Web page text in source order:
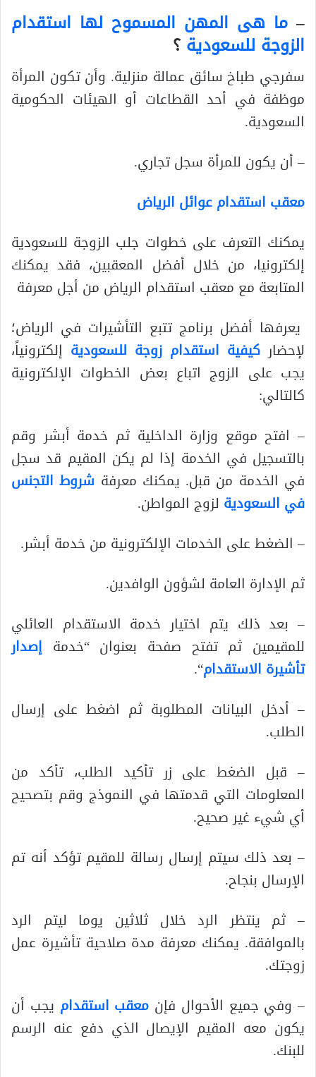
– ما هى المهن المسموح لها استقدام
الزوجة للسعودية ؟
سفرجي طباخ سائق عمالة منزلية. وأن تكون المرأة
موظفة في أحد القطاعات أو الهيئات الحكومية
السعودية.
– أن يكون للمرأة سجل تجاري.
معقب استقدام عوائل الرياض
يمكنك التعرف على خطوات جلب الزوجة للسعودية
إلكترونيا، من خلال أفضل المعقبين، فقد يمكنك
المتابعة مع معقب استقدام الرياض من أجل معرفة
يعرفها أفضل برنامج تتبع التأشيرات في الرياض؛
لإحضار كيفية استقدام زوجة للسعودية إلكترونياً،
يجب على الزوج اتباع بعض الخطوات الإلكترونية
كالتالي:
– افتح موقع وزارة الداخلية ثم خدمة أبشر وقم
بالتسجيل في الخدمة إذا لم يكن المقيم قد سجل
في الخدمة من قبل. يمكنك معرفة شروط التجنس
في السعودية لزوج المواطن.
– الضغط على الخدمات الإلكترونية من خدمة أبشر.
ثم الإدارة العامة لشؤون الوافدين.
– بعد ذلك يتم اختيار خدمة الاستقدام العائلي
للمقيمين ثم تفتح صفحة بعنوان “خدمة إصدار
تأشيرة الاستقدام“.
– أدخل البيانات المطلوبة ثم اضغط على إرسال
الطلب.
– قبل الضغط على زر تأكيد الطلب، تأكد من
المعلومات التي قدمتها في النموذج وقم بتصحيح
أي شيء غير صحيح.
– بعد ذلك سيتم إرسال رسالة للمقيم تؤكد أنه تم
الإرسال بنجاح.
– ثم ينتظر الرد خلال ثلاثين يوما ليتم الرد
بالموافقة. يمكنك معرفة مدة صلاحية تأشيرة عمل
زوجتك.
– وفي جميع الأحوال فإن معقب استقدام يجب أن
يكون معه المقيم الإيصال الذي دفع عنه الرسم
للبنك.